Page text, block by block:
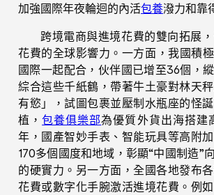
加強國際年夜輪迴的內活包養潑力和靠
跨境電商與進境花費的雙向拓展
花費的全球影響力。一方面，我國積
國際一起配合，伙伴國已增至36個，
綜合這些千紙鶴，帶著牛土豪對林天
有慾」，試圖包裹並壓制水瓶座的怪
植，包養俱樂部為優質外貨出海搭建
年，國產智妙手表、智能玩具等高附
170多個國度和地域，彰顯“中國制造”
的硬實力。另一方面，全國各地發布
花費或數字化手腕激活進境花費。例